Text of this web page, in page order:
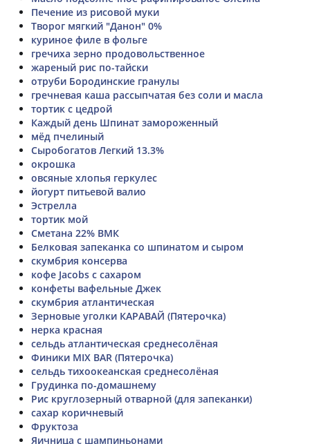
Печение из рисовой муки
Творог мягкий "Данон" 0%
куриное филе в фольге
гречиха зерно продовольственное
жареный рис по-тайски
отруби Бородинские гранулы
гречневая каша рассыпчатая без соли и масла
тортик с цедрой
Каждый день Шпинат замороженный
мёд пчелиный
Сыробогатов Легкий 13.3%
окрошка
овсяные хлопья геркулес
йогурт питьевой валио
Эстрелла
тортик мой
Сметана 22% ВМК
Белковая запеканка со шпинатом и сыром
скумбрия консерва
кофе Jacobs с сахаром
конфеты вафельные Джек
скумбрия атлантическая
Зерновые уголки КАРАВАЙ (Пятерочка)
нерка красная
сельдь атлантическая среднесолёная
Финики MIX BAR (Пятерочка)
сельдь тихоокеанская среднесолёная
Грудинка по-домашнему
Рис круглозерный отварной (для запеканки)
сахар коричневый
Фруктоза
Яичница с шампиньонами